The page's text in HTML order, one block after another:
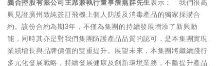
義合控股有限公司主席兼執行董事詹燕群先生表示：「我們很高
興見證廣州致純簽訂飛機上個人防護及消毒產品的獨家採購合
約。該份合約為期3年，不僅為集團的持續發展增添了新興動
能，同時其亦是對我們集團防護產品品質的認可，是本集團實現
業績增長與品牌價值的雙重提升。展望未來，本集團將繼續踐行
多元化發展戰略，持續發展健康及創新環境業務，不斷提升產品